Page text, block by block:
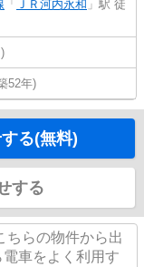
「 ＪＲ河内永和 」駅 徒
52年)
る(無料)
する
ちらの物件から出
車をよく利用す